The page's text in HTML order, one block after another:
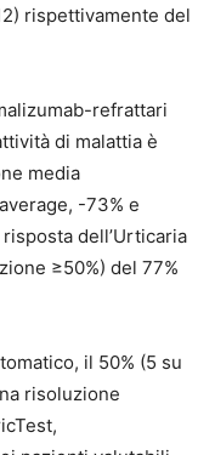
rispettivamente del
refrattari
di malattia è
media
-73% e
dell’Urticaria
≥50%) del 77%
il 50% (5 su
risoluzione